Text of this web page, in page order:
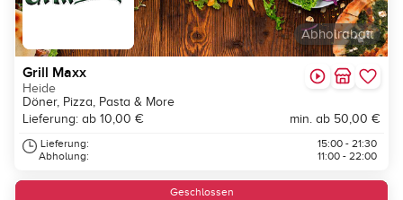
Abholrabatt
Grill Maxx
Heide
Döner, Pizza, Pasta & More
Lieferung: ab 10,00 €
min. ab 50,00 €
Lieferung:
Abholung:
15:00 - 21:30
11:00 - 22:00
Geschlossen